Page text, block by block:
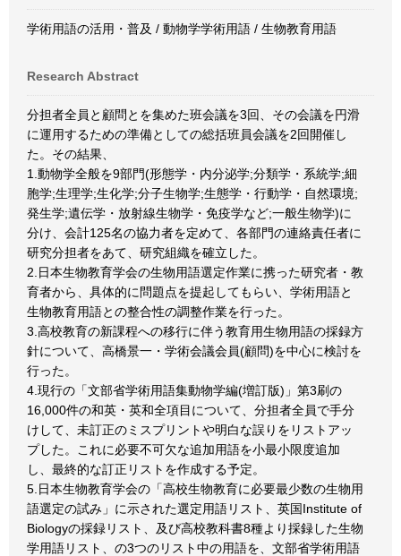
学術用語の活用・普及 / 動物学学術用語 / 生物教育用語
Research Abstract
分担者全員と顧問とを集めた班会議を3回、その会議を円滑
に運用するための準備としての総括班員会議を2回開催し
た。その結果、
1.動物学全般を9部門(形態学・内分泌学;分類学・系統学;細
胞学;生理学;生化学;分子生物学;生態学・行動学・自然環境;
発生学;遺伝学・放射線生物学・免疫学など;一般生物学)に
分け、会計125名の協力者を定めて、各部門の連絡責任者に
研究分担者をあて、研究組織を確立した。
2.日本生物教育学会の生物用語選定作業に携った研究者・教
育者から、具体的に問題点を提起してもらい、学術用語と
生物教育用語との整合性の調整作業を行った。
3.高校教育の新課程への移行に伴う教育用生物用語の採録方
針について、高橋景一・学術会議会員(顧問)を中心に検討を
行った。
4.現行の「文部省学術用語集動物学編(増訂版)」第3刷の
16,000件の和英・英和全項目について、分担者全員で手分
けして、未訂正のミスプリントや明白な誤りをリストアッ
プした。これに必要不可欠な追加用語を小最小限度追加
し、最終的な訂正リストを作成する予定。
5.日本生物教育学会の「高校生物教育に必要最少数の生物用
語選定の試み」に示された選定用語リスト、英国Institute of
Biologyの採録リスト、及び高校教科書8種より採録した生物
学用語リスト、の3つのリスト中の用語を、文部省学術用語